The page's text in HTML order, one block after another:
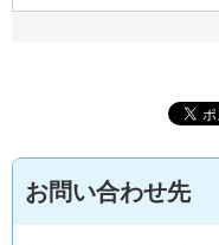
お問い合わせ先